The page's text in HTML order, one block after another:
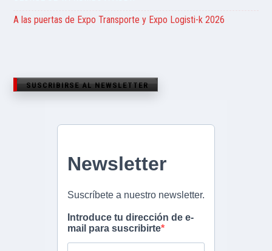
A las puertas de Expo Transporte y Expo Logisti-k 2026
SUSCRIBIRSE AL NEWSLETTER